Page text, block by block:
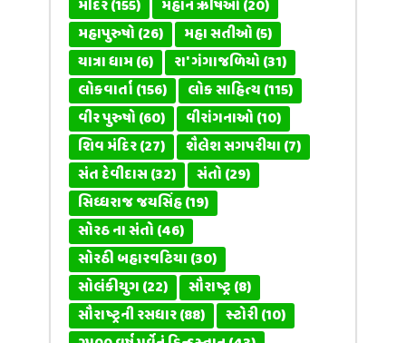
મંદિર(155) મહાન ઋષિઓ(20)
મહાપુરુષો(26) મહા સતીઓ(5)
યાત્રા ધામ(6) રા' ગંગાજળિયો(31)
લોકવાર્તા(156) લોક સાહિત્ય(115)
વીર પુરુષો(60) વીરાંગનાઓ(10)
શિવ મંદિર(27) શૈલેશ સગપરીયા(7)
સંત દેવીદાસ(32) સંતો(29)
સિધ્ધરાજ જયસિંહ(19)
સોરઠ ના સંતો(46)
સોરઠી બહારવટિયા(30)
સોલંકીયુગ(22) સૌરાષ્ટ્ર(8)
સૌરાષ્ટ્રની રસધાર(88) સ્ટોરી(10)